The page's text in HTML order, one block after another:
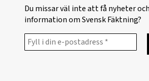
Du missar väl inte att få nyheter
information om Svensk Fäktning?